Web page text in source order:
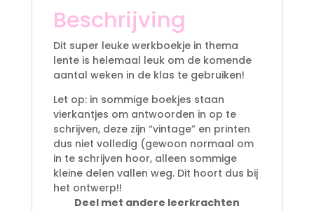
Beschrijving
Dit super leuke werkboekje in thema
lente is helemaal leuk om de komende
aantal weken in de klas te gebruiken!
Let op: in sommige boekjes staan
vierkantjes om antwoorden in op te
schrijven, deze zijn “vintage” en printen
dus niet volledig (gewoon normaal om
in te schrijven hoor, alleen sommige
kleine delen vallen weg. Dit hoort dus bij
het ontwerp!!
Deel met andere leerkrachten